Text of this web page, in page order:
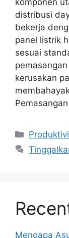
distribusi
bekerja
panel listrik
sesuai
kerusakan
Kategori
Mengapa